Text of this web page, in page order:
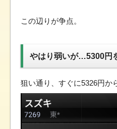
この辺りが争点。
やはり弱いが…5300円
狙い通り、すぐに5326円か